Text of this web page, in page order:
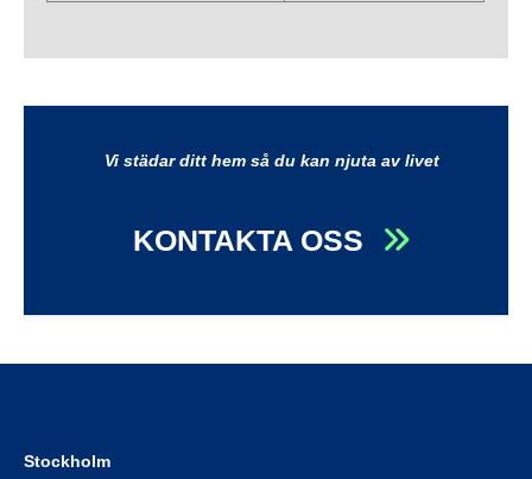
Vi städar ditt hem så du kan njuta av livet
KONTAKTA OSS
Stockholm